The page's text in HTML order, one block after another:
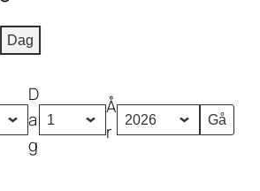
Dag
D
a
g
Å
r